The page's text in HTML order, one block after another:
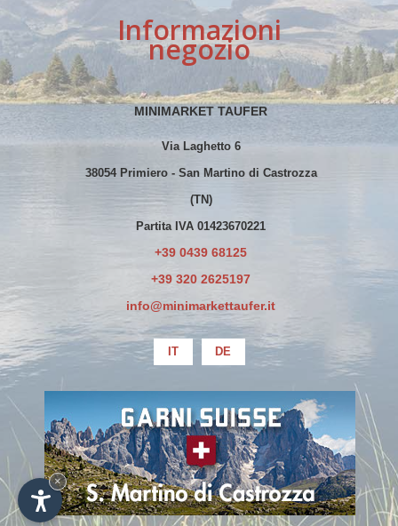
Informazioni
negozio
MINIMARKET TAUFER
Via Laghetto 6
38054 Primiero - San Martino di Castrozza
(TN)
Partita IVA 01423670221
+39 0439 68125
+39 320 2625197
info@minimarkettaufer.it
IT DE
di erogazioni già oggetto di pubblicazione
sul Registro Nazionale degli Aiuti di Stato
×